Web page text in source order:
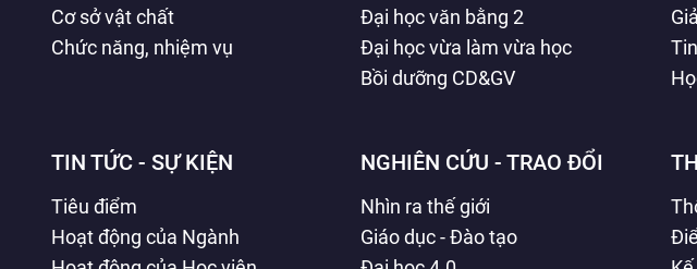
Cơ sở vật chất
Chức năng, nhiệm vụ
Đại học văn bằng 2
Đại học vừa làm vừa học
Bồi dưỡng CD&GV
TIN TỨC - SỰ KIỆN
Tiêu điểm
Hoạt động của Ngành
NGHIÊN CỨU - TRAO ĐỔI
Nhìn ra thế giới
Giáo dục - Đào tạo